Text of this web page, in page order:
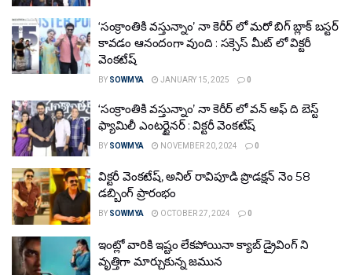
‘సంక్రాంతికి వస్తున్నాం’ నా కెరీర్ లో మరో బిగ్ బ్లాక్ బస్టర్
కావడం ఆనందంగా వుంది : సక్సెస్ మీట్ లో విక్టరీ
వెంకటేష్
BY SOWMYA JANUARY 15, 2025 0
‘సంక్రాంతికి వస్తున్నాం’ నా కెరీర్ లో వన్ అఫ్ ది బెస్ట్
ఫ్యామిలీ ఎంటర్టైనర్ : విక్టరీ వెంకటేష్
BY SOWMYA NOVEMBER 20, 2024 0
విక్టరీ వెంకటేష్, అనిల్ రావిపూడి ప్రొడక్షన్ నెం 58
డబ్బింగ్ ప్రారంభం
BY SOWMYA OCTOBER 27, 2024 0
ఇంట్లో వారికి ఇష్టం లేకపోయినా క్యాబ్ డ్రైవింగ్ ని
వృత్తిగా మార్చుకున్న జమున